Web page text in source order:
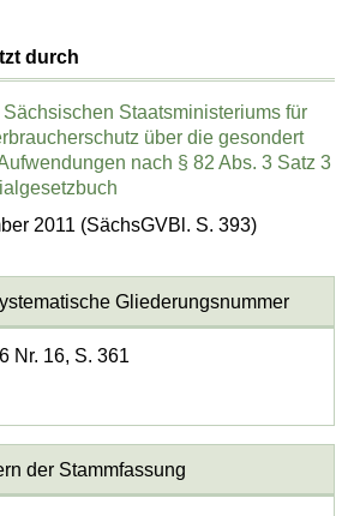
durch
Staatsministeriums für
über die gesondert
nach § 82 Abs. 3 Satz 3
2011 (SächsGVBl. S. 393)
Gliederungsnummer
Nr. 16, S. 361
der Stammfassung